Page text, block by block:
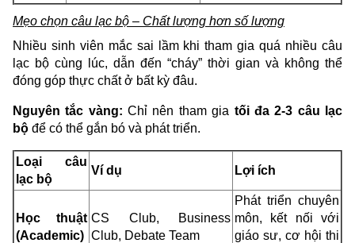
Mẹo chọn câu lạc bộ – Chất lượng hơn số lượng
Nhiều sinh viên mắc sai lầm khi tham gia quá nhiều câu
lạc bộ cùng lúc, dẫn đến “cháy” thời gian và không thể
đóng góp thực chất ở bất kỳ đâu.
Nguyên tắc vàng: Chỉ nên tham gia tối đa 2-3 câu lạc
bộ để có thể gắn bó và phát triển.
Loại câu
lạc bộ
Ví dụ Lợi ích
Học thuật
(Academic)
CS Club, Business
Club, Debate Team
Phát triển chuyên
môn, kết nối với
giáo sư, cơ hội thi